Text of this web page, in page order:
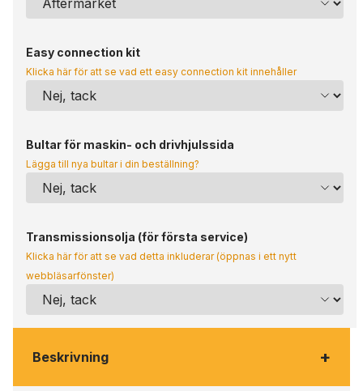
Easy connection kit
Klicka här för att se vad ett easy connection kit innehåller
Bultar för maskin- och drivhjulssida
Lägga till nya bultar i din beställning?
Transmissionsolja (för första service)
Klicka här för att se vad detta inkluderar (öppnas i ett nytt
webbläsarfönster)
Beskrivning +